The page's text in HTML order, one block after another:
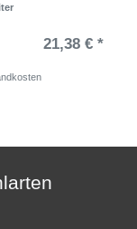
21,38 € *